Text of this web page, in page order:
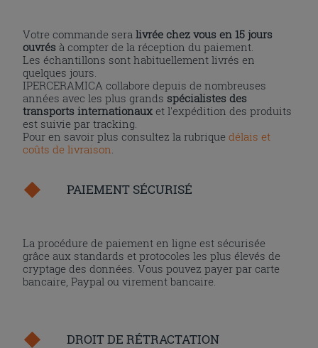
Votre commande seralivrée chez vous en 15 jours
ouvrés à compter de la réception du paiement.
Les échantillons sont habituellement livrés en
quelques jours.
IPERCERAMICA collabore depuis de nombreuses
années avec les plus grands spécialistes des
transports internationaux et l'expédition des produits
est suivie par tracking.
Pour en savoir plus consultez la rubriquedélais et
coûts de livraison
PAIEMENT SÉCURISÉ
La procédure de paiement en ligne est sécurisée
grâce aux standards et protocoles les plus élevés de
cryptage des données. Vous pouvez payer par carte
bancaire, Paypal ou virement bancaire.
DROIT DE RÉTRACTATION